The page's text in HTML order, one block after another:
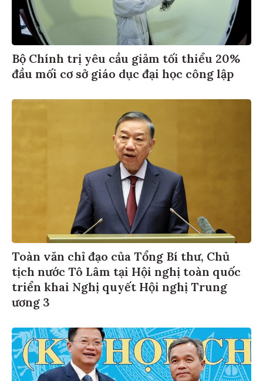
Bộ Chính trị yêu cầu giảm tối thiểu 20%
đầu mối cơ sở giáo dục đại học công lập
Toàn văn chỉ đạo của Tổng Bí thư, Chủ
tịch nước Tô Lâm tại Hội nghị toàn quốc
triển khai Nghị quyết Hội nghị Trung
ương 3